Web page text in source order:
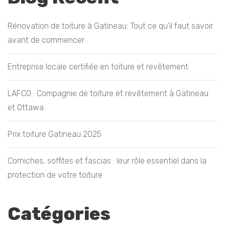
Rénovation de toiture à Gatineau: Tout ce qu’il faut savoir
avant de commencer
Entreprise locale certifiée en toiture et revêtement
LAFCO : Compagnie de toiture et revêtement à Gatineau
et Ottawa
Prix toiture Gatineau 2025
Corniches, soffites et fascias : leur rôle essentiel dans la
protection de votre toiture
Catégories